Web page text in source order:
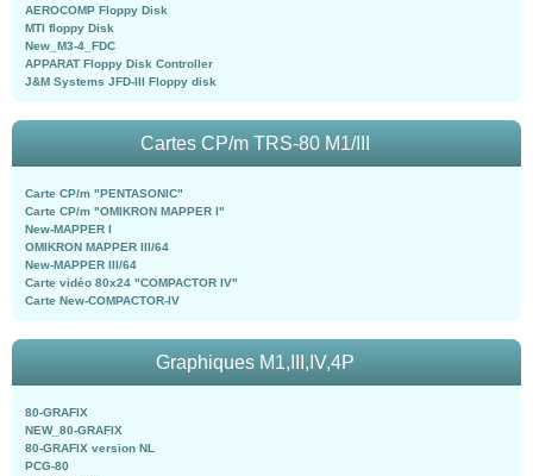
AEROCOMP Floppy Disk
MTI floppy Disk
New_M3-4_FDC
APPARAT Floppy Disk Controller
J&M Systems JFD-III Floppy disk
Cartes CP/m TRS-80 M1/III
Carte CP/m "PENTASONIC"
Carte CP/m "OMIKRON MAPPER I"
New-MAPPER I
OMIKRON MAPPER III/64
New-MAPPER III/64
Carte vidéo 80x24 "COMPACTOR IV"
Carte New-COMPACTOR-IV
Graphiques M1,III,IV,4P
80-GRAFIX
NEW_80-GRAFIX
80-GRAFIX version NL
PCG-80